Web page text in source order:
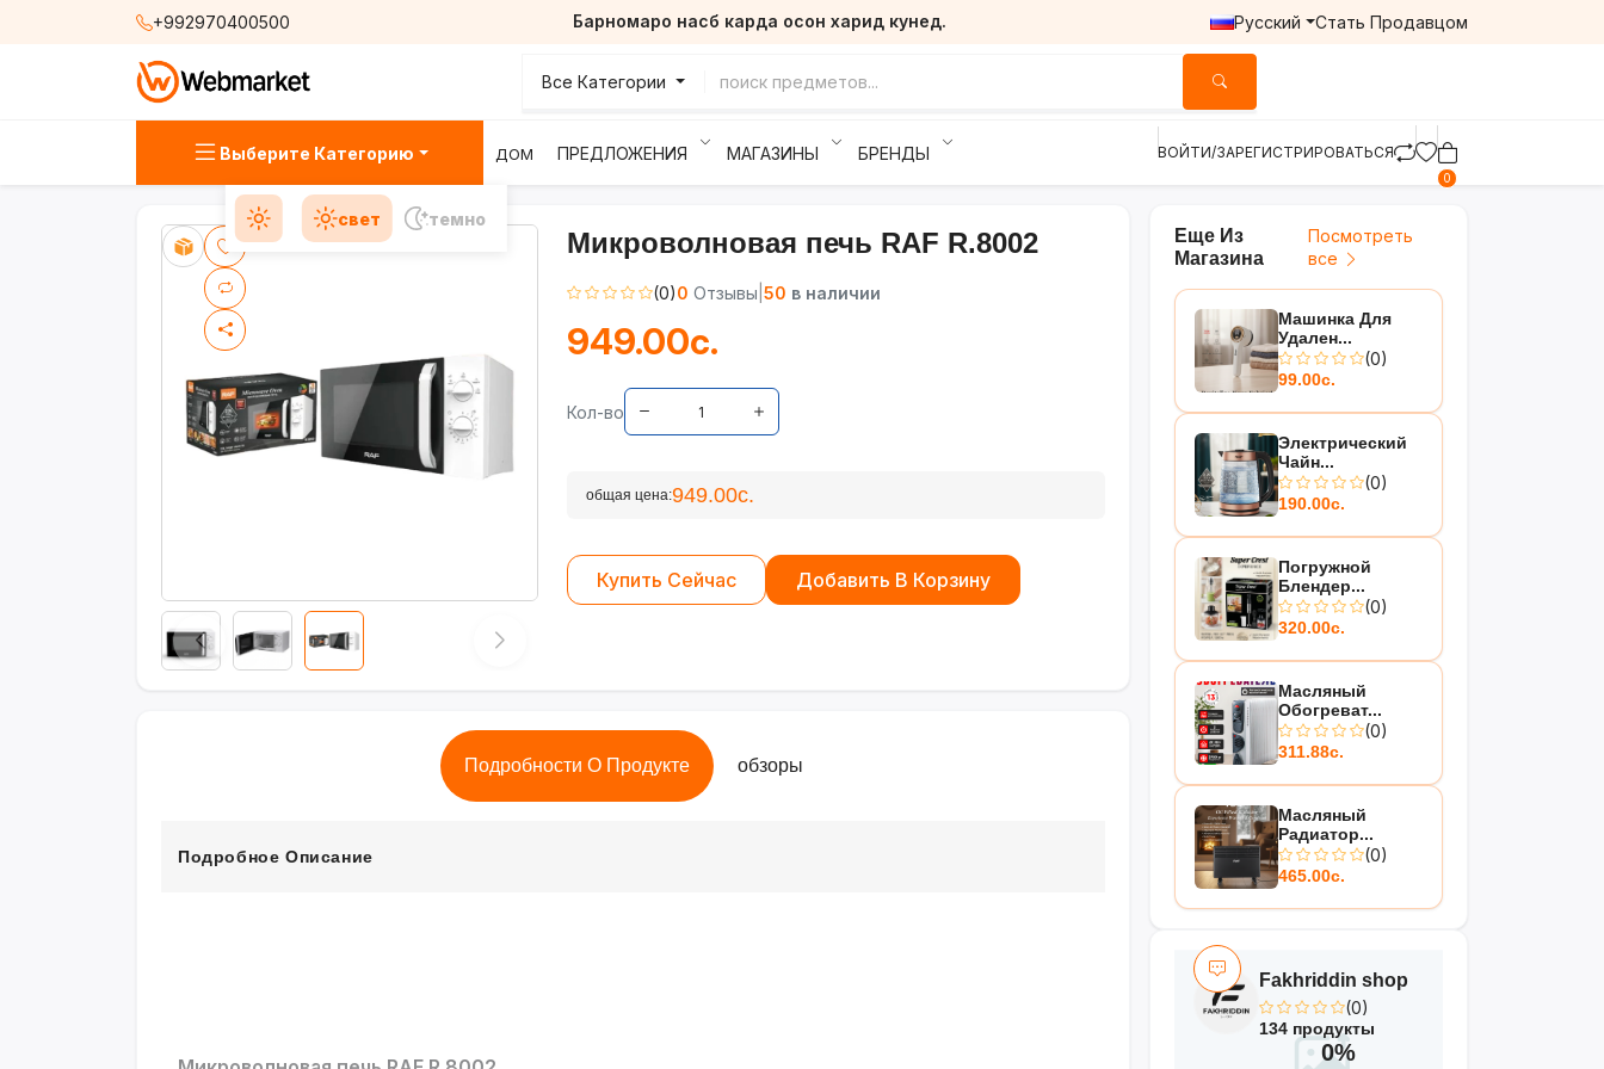
+992970400500 Барномаро насб карда осон харид кунед. Русский Стать Продавцом
Все Категории
Выберите Категорию ДОМ ПРЕДЛОЖЕНИЯ МАГАЗИНЫ БРЕНДЫ ВОЙТИ/ЗАРЕГИСТРИРОВАТЬСЯ
0
свет темно
Микроволновая печь RAF R.8002
(0)0 Отзывы 50 в наличии
949.00с.
Кол-во
общая цена:949.00с.
Купить Сейчас Добавить В Корзину
Подробности О Продукте обзоры
Подробное Описание
Еще Из
Магазина
Посмотреть
все
Машинка Для
Удален...
(0)
99.00с.
Электрический
Чайн...
(0)
190.00с.
Погружной
Блендер...
(0)
320.00с.
Масляный
Обогреват...
(0)
311.88с.
Масляный
Радиатор...
(0)
465.00с.
Fakhriddin shop
(0)
134 продукты
0%